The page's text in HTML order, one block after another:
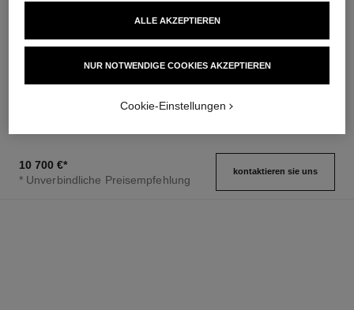
première édition originale uhr
Edelstahl mit Gelbvergoldung
Leder, schwarz lackiertes
Ref. H6951
Details anzeigen
première sound uhr
Edelstahl mit Gelbvergoldung
Leder, schwarz lackiertes
Zifferblatt, Kopfhörer aus
Ref. H10166
Details anzeigen
10 700 €*
* Unverbindliche Preisempfehlung
kontaktieren sie uns
NUR NOTWENDIGE COOKIES AKZEPTIEREN
ALLE AKZEPTIEREN
Cookie-Einstellungen